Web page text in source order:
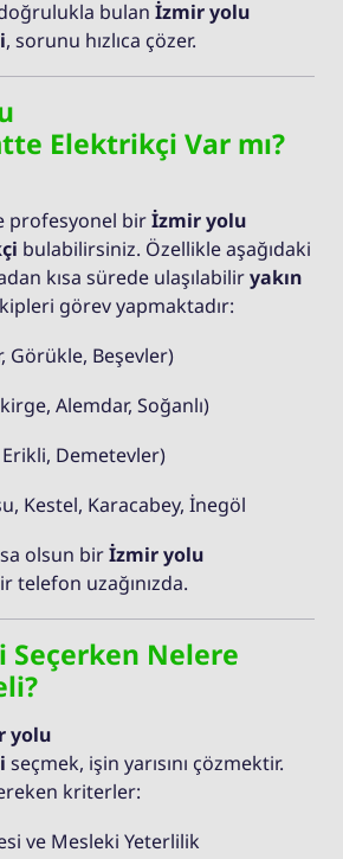
bulan İzmir yolu
, sorunu hızlıca çözer.
Elektrikçi Var mı?
profesyonel birİzmir yolu
bulabilirsiniz. Özellikle aşağıdaki
kısa sürede ulaşılabiliryakın
görev yapmaktadır:
Görükle, Beşevler)
Alemdar, Soğanlı)
Erikli, Demetevler)
Kestel, Karacabey, İnegöl
olsun birİzmir yolu
telefon uzağınızda.
Seçerken Nelere
yolu
seçmek, işin yarısını çözmektir.
kriterler:
ve Mesleki Yeterlilik